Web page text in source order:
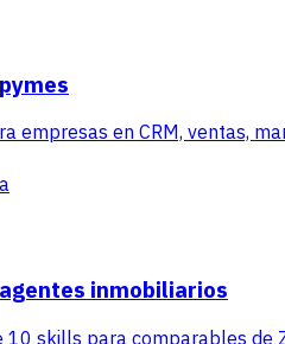
empresas en CRM, ventas,
inmobiliarios
10 skills para comparables